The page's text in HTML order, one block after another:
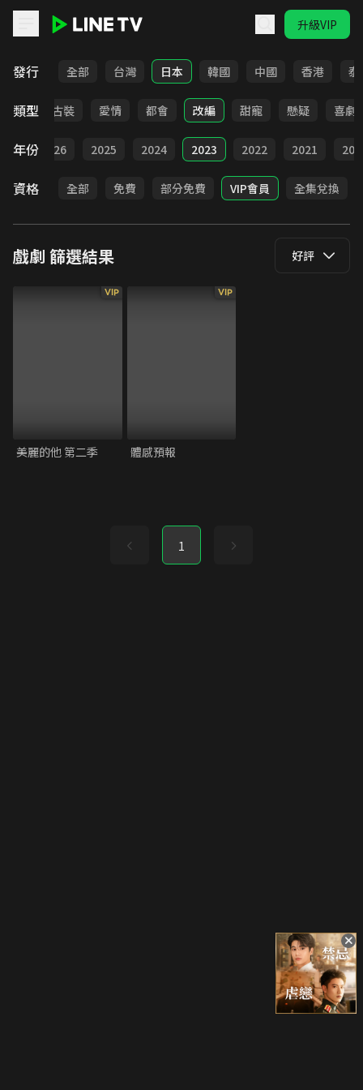
升級VIP
發行 全部 台灣 日本 韓國 中國 香港 泰
類型
家庭 古裝 愛情 都會 改編 甜寵 懸疑 喜劇
年份
部 2026 2025 2024 2023 2022 2021
資格 全部 免費 部分免費 VIP會員 全集兌換
戲劇 篩選結果 好評
VIP
美麗的他 第二季
VIP
體感預報
1